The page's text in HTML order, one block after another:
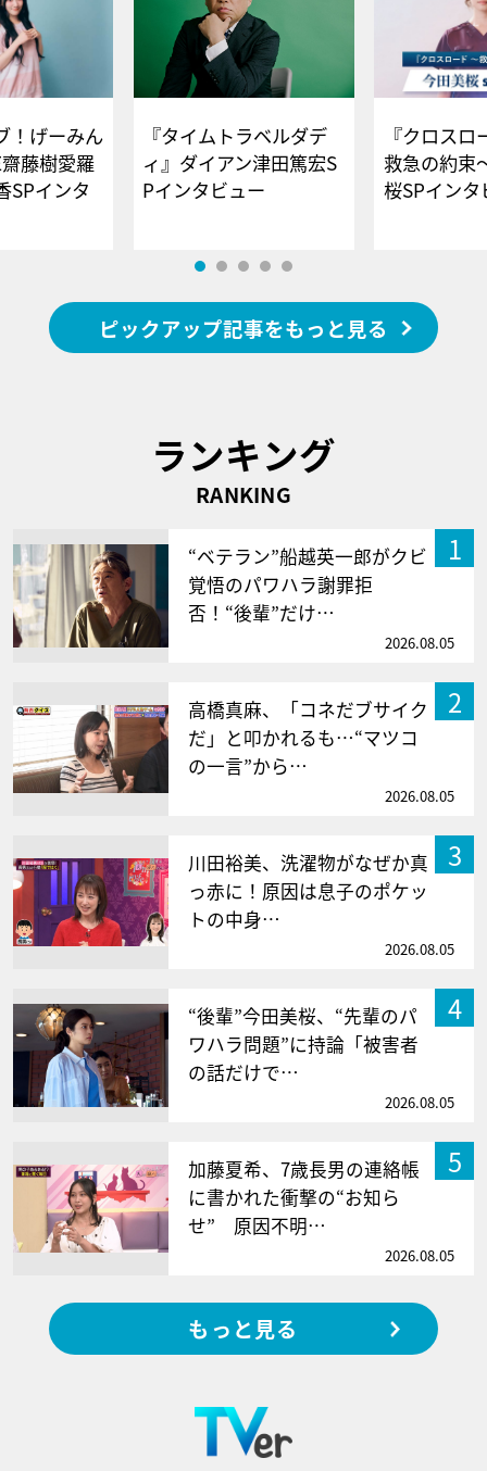
！げーみん
藤樹愛羅
SPインタ
『タイムトラベルダデ
ィ』ダイアン津田篤宏S
Pインタビュー
『クロス
救急の約束
桜SPイ
ピックアップ記事をもっと見る
ランキング
RANKING
1
“ベテラン”船越英一郎がクビ
覚悟のパワハラ謝罪拒
否！“後輩”だけ…
2026.08.05
2
高橋真麻、「コネだブサイク
だ」と叩かれるも…“マツコ
の一言”から…
2026.08.05
3
川田裕美、洗濯物がなぜか真
っ赤に！原因は息子のポケッ
トの中身…
2026.08.05
4
“後輩”今田美桜、“先輩のパ
ワハラ問題”に持論「被害者
の話だけで…
2026.08.05
5
加藤夏希、7歳長男の連絡帳
に書かれた衝撃の“お知ら
せ” 原因不明…
2026.08.05
もっと見る